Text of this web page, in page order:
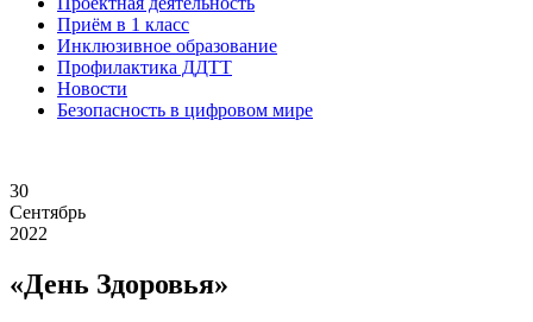
Приём в 1 класс
Инклюзивное образование
Профилактика ДДТТ
Новости
Безопасность в цифровом мире
30
Сентябрь
2022
«День Здоровья»